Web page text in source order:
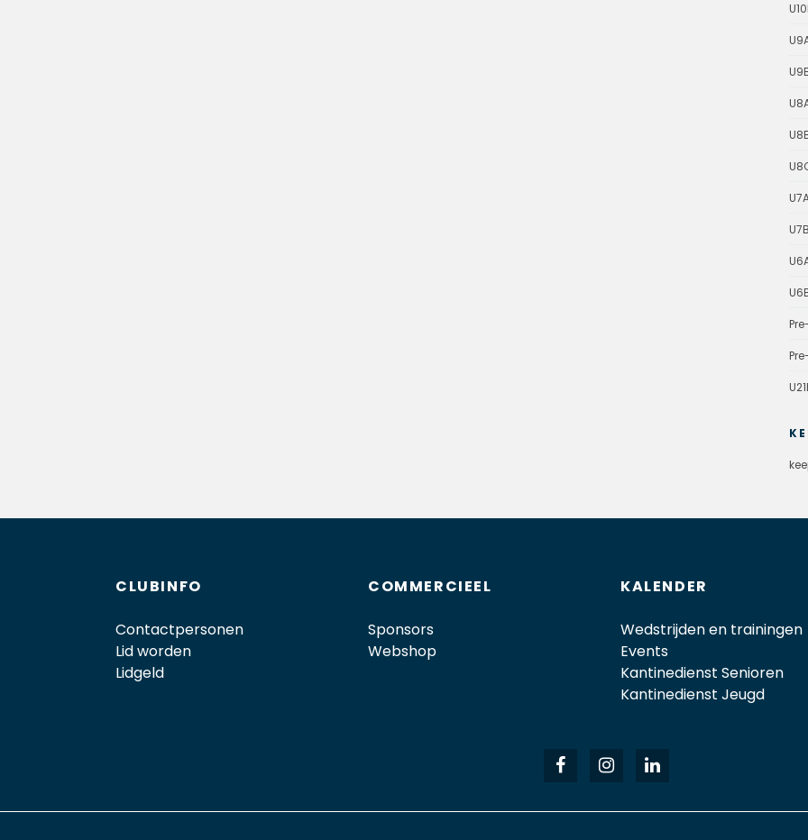
U7B
CLUBINFO
Contactpersonen
Lid worden
Lidgeld
COMMERCIEEL
Sponsors
Webshop
KALENDER
Wedstrijden en trainingen
Events
Kantinedienst Senioren
Kantinedienst Jeugd